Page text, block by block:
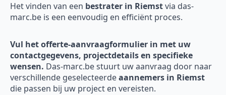
Het vinden van een bestrater in Riemstvia das-
marc.be is een eenvoudig en efficiënt proces.
Vul het offerte-aanvraagformulier in met uw
contactgegevens, projectdetails en specifieke
wensen. Das-marc.be stuurt uw aanvraag door naar
verschillende geselecteerdeaannemers in Riemst
die passen bij uw project en vereisten.